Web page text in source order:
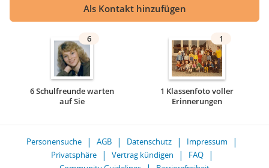
Als Kontakt hinzufügen
6
6 Schulfreunde warten
auf Sie
1
1 Klassenfoto voller
Erinnerungen
Personensuche AGB Datenschutz
Impressum
Privatsphäre
Vertrag kündigen
FAQ